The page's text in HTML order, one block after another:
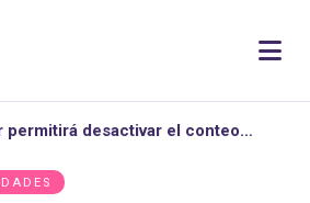
permitirá desactivar el conteo…